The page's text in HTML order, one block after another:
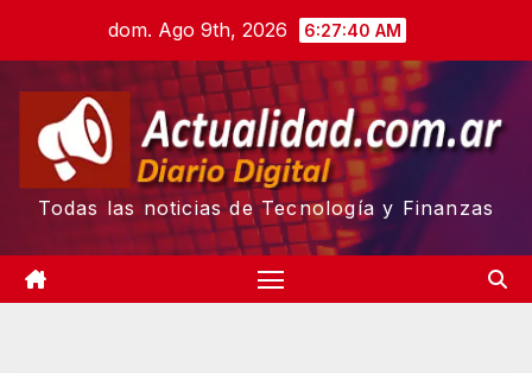
content
dom. Ago 9th, 2026 6:27:41 AM
Todas las noticias de Tecnología y Finanzas